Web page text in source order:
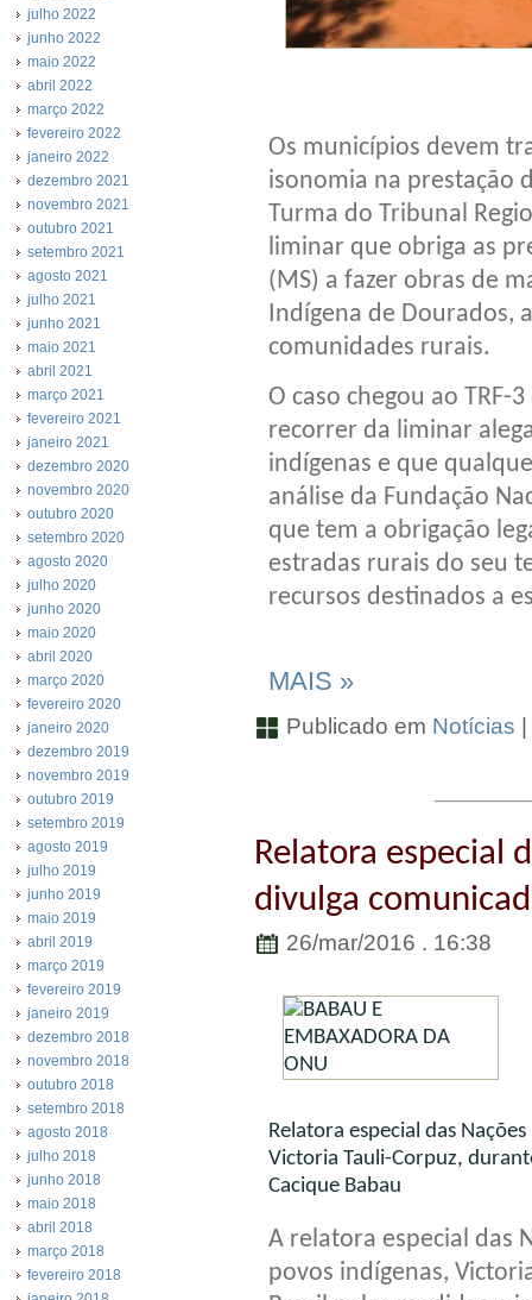
julho 2022
junho 2022
maio 2022
abril 2022
março 2022
fevereiro 2022
janeiro 2022
dezembro 2021
novembro 2021
outubro 2021
setembro 2021
agosto 2021
julho 2021
junho 2021
maio 2021
abril 2021
março 2021
fevereiro 2021
janeiro 2021
dezembro 2020
novembro 2020
outubro 2020
setembro 2020
agosto 2020
julho 2020
junho 2020
maio 2020
abril 2020
março 2020
fevereiro 2020
janeiro 2020
dezembro 2019
novembro 2019
outubro 2019
setembro 2019
agosto 2019
julho 2019
junho 2019
maio 2019
abril 2019
março 2019
fevereiro 2019
janeiro 2019
dezembro 2018
novembro 2018
outubro 2018
setembro 2018
agosto 2018
julho 2018
junho 2018
maio 2018
abril 2018
março 2018
fevereiro 2018
Os municípios devem
isonomia na prestação
Turma do Tribunal
liminar que obriga as
(MS) a fazer obras de
Indígena de Dourados,
comunidades rurais.
O caso chegou ao
recorrer da liminar
indígenas e que
análise da Fundação
que tem a obrigação
estradas rurais do seu
recursos destinados a
MAIS »
Publicado em Notícias |
Relatora especial
divulga
26/mar/2016 . 16:38
Relatora especial das
Victoria Tauli-Corpuz,
Cacique Babau
A relatora especial das
povos indígenas,